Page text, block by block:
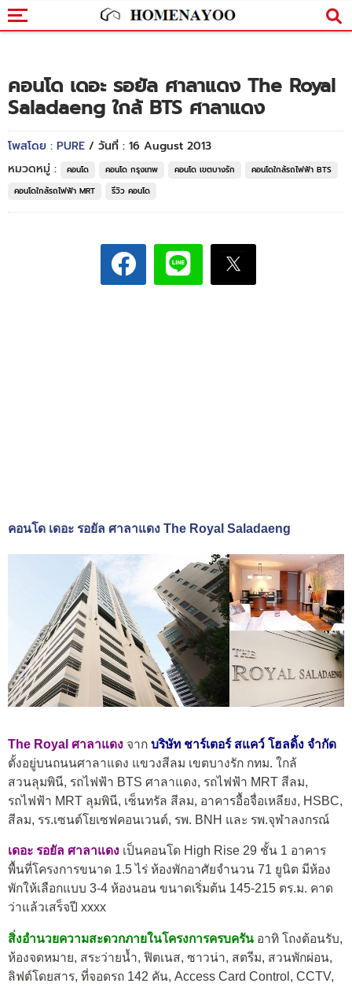
คอนโด เดอะ รอยัล ศาลาแดง The Royal
Saladaeng ใกล้ BTS ศาลาแดง
โพสโดย : PURE / วันที่ : 16 August 2013
หมวดหมู่ :
คอนโด คอนโด กรุงเทพ คอนโด เขตบางรัก
คอนโดใกล้รถไฟฟ้า BTS
คอนโดใกล้รถไฟฟ้า MRT
รีวิว คอนโด
คอนโด เดอะ รอยัล ศาลาแดง The Royal Saladaeng
The Royal ศาลาแดง จาก บริษัท ชาร์เตอร์ สแคว์ โฮลดิ้ง จำกัด
ตั้งอยู่บนถนนศาลาแดง แขวงสีลม เขตบางรัก กทม. ใกล้
สวนลุมพินี, รถไฟฟ้า BTS ศาลาแดง, รถไฟฟ้า MRT สีลม,
รถไฟฟ้า MRT ลุมพินี, เซ็นทรัล สีลม, อาคารอื้อจื่อเหลียง, HSBC,
สีลม, รร.เซนต์โยเซฟคอนเวนต์, รพ. BNH และ รพ.จุฬาลงกรณ์
เดอะ รอยัล ศาลาแดง เป็นคอนโด High Rise 29 ชั้น 1 อาคาร
พื้นที่โครงการขนาด 1.5 ไร่ ห้องพักอาศัยจำนวน 71 ยูนิต มีห้อง
พักให้เลือกแบบ 3-4 ห้องนอน ขนาดเริ่มต้น 145-215 ตร.ม. คาด
ว่าแล้วเสร็จปี xxxx
สิ่งอำนวยความสะดวกภายในโครงการครบครัน อาทิ โถงต้อนรับ,
ห้องจดหมาย, สระว่ายน้ำ, ฟิตเนส, ซาวน่า, สตรีม, สวนพักผ่อน,
ลิฟต์โดยสาร, ที่จอดรถ 142 คัน, Access Card Control, CCTV,